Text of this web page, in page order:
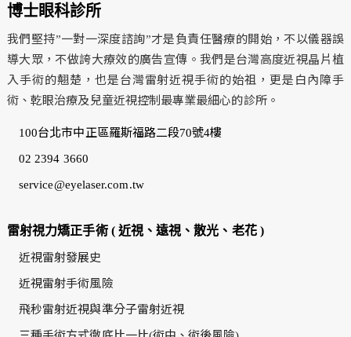
博士眼科診所
我們堅持”一對一深度諮詢”才是負責任醫療的開始，不以儀器誤
導大眾，不做誇大療效的廣告宣傳。我們是台灣高度近視晶片植
入手術的翹楚，也是台灣雷射近視手術的始祖，更是白內障手
術、乾眼治療及兒童近視控制最專業最細心的診所。
100台北市中正區羅斯福路二段70號4樓
02 2394 3660
service@eyelaser.com.tw
雷射視力矯正手術 ( 近視、遠視、散光、老花 )
近視雷射發展史
近視雷射手術風險
飛秒雷射近視與準分子雷射近視